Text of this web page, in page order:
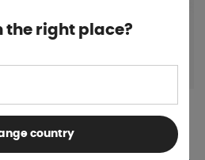
the right place?
country